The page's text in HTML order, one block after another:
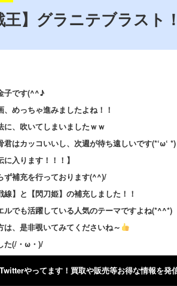
王】グラニテブラスト
子です(^^♪
、めっちゃ進みましたよね！！
に、吹いてしまいましたｗｗ
君はカッコいいし、次週が待ち遠しいです(*‘ω‘ *)
に入ります！！！】
ず補充を行っております(^^)/
線】と【閃刀姫】の補充しました！！
ルでも活躍している人気のテーマですよね(*^^*)
は、是非覗いてみてくださいね～
た(/・ω・)/
やってます！買取や販売等お得な情報を